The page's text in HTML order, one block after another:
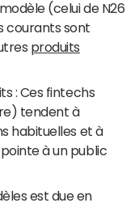
(celui de N26
courants sont
produits
: Ces fintechs
tendent à
habituelles et à
à un public
est due en